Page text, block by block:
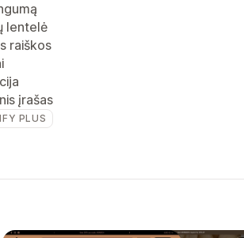
lentelė
raiškos
įrašas
PLUS